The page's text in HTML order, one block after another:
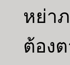
หย่า
ต้อง